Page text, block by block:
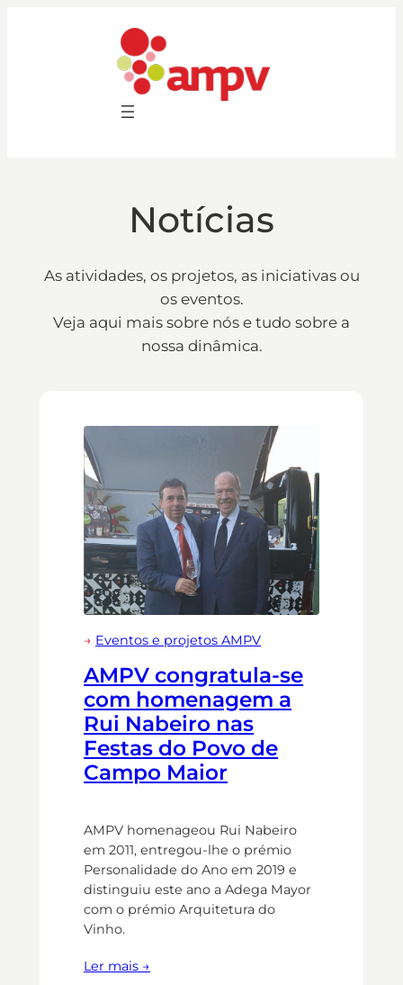
Notícias
As atividades, os projetos, as iniciativas ou
os eventos.
Veja aqui mais sobre nós e tudo sobre a
nossa dinâmica.
→ Eventos e projetos AMPV
AMPV congratula-se
com homenagem a
Rui Nabeiro nas
Festas do Povo de
Campo Maior
AMPV homenageou Rui Nabeiro
em 2011, entregou-lhe o prémio
Personalidade do Ano em 2019 e
distinguiu este ano a Adega Mayor
com o prémio Arquitetura do
Vinho.
Ler mais →